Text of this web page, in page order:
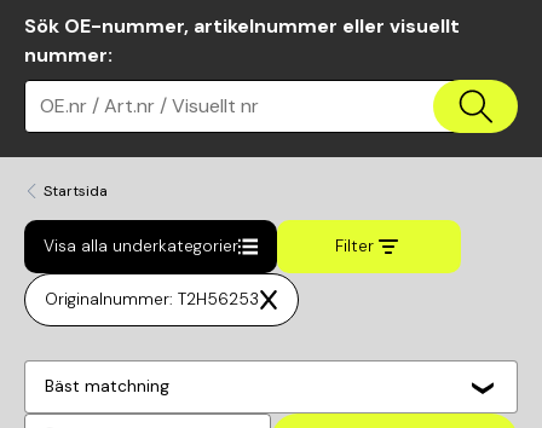
Sök OE-nummer, artikelnummer eller visuellt
nummer:
OE.nr / Art.nr / Visuellt nr
Startsida
Visa alla underkategorier Filter
Originalnummer: T2H56253
Bäst matchning